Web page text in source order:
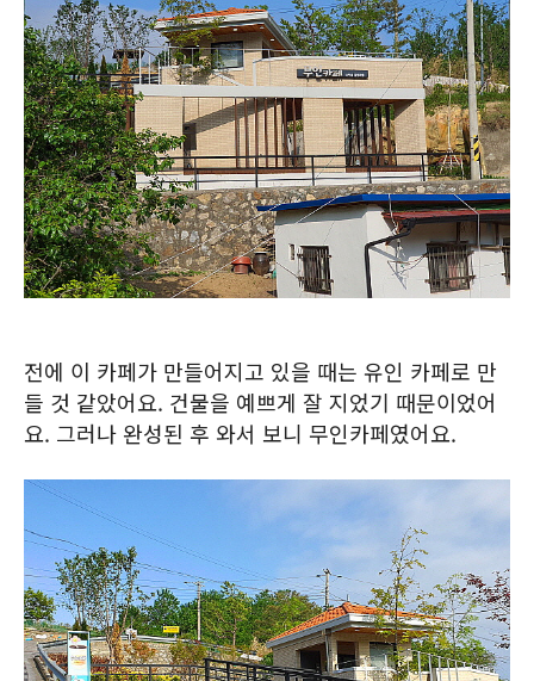
전에 이 카페가 만들어지고 있을 때는 유인 카페로 만
들 것 같았어요. 건물을 예쁘게 잘 지었기 때문이었어
요. 그러나 완성된 후 와서 보니 무인카페였어요.